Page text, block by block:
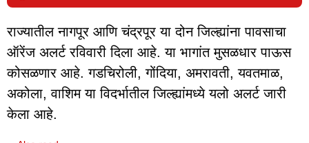
राज्यातील नागपूर आणि चंद्रपूर या दोन जिल्ह्यांना पावसाचा
ऑरेंज अलर्ट रविवारी दिला आहे. या भागांत मुसळधार पाऊस
कोसळणार आहे. गडचिरोली, गोंदिया, अमरावती, यवतमाळ,
अकोला, वाशिम या विदर्भातील जिल्ह्यांमध्ये यलो अलर्ट जारी
केला आहे.